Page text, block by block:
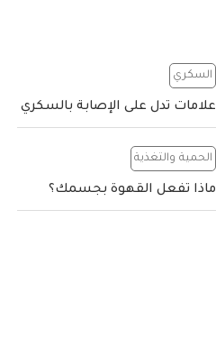
السكري
علامات تدل على الإصابة بالسكري
الحمية والتغذية
ماذا تفعل القهوة بجسمك؟